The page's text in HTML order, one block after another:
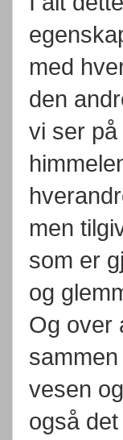
med
den
vi ser
men
som er
og
Og over
vesen
også